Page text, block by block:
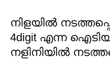
നിളയില്‍
4digit എന്ന
നളിനിയില്‍